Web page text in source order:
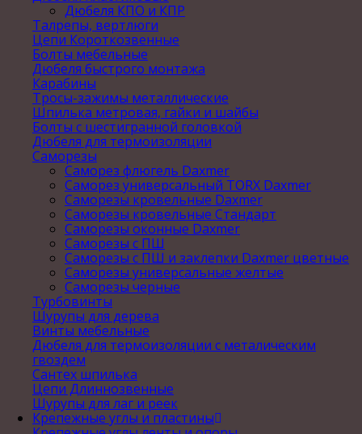
Дюбеля КПО и КПР
Талрепы, вертлюги
Цепи Короткозвенные
Болты мебельные
Дюбеля быстрого монтажа
Карабины
Тросы-зажимы металлические
Шпилька метровая, гайки и шайбы
Болты с шестигранной головкой
Дюбеля для термоизоляции
Саморезы
Саморез флюгель Daxmer
Саморез универсальный TORX Daxmer
Саморезы кровельные Daxmer
Саморезы кровельные Стандарт
Саморезы оконные Daxmer
Саморезы с ПШ
Саморезы с ПШ и заклепки Daxmer цветные
Саморезы универсальные желтые
Саморезы черные
Турбовинты
Шурупы для дерева
Винты мебельные
Дюбеля для термоизоляции с металическим
гвоздем
Сантех шпилька
Цепи Длиннозвенные
Шурупы для лаг и реек
Крепежные углы и пластины